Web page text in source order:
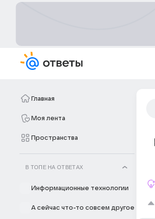
Главная
Моя лента
Пространства
В ТОПЕ НА ОТВЕТАХ
Информационные технологии
А сейчас что-то совсем другое